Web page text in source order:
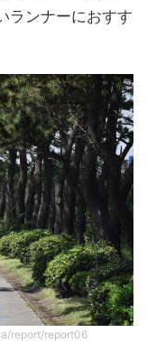
ランナーにおすす
report/report06